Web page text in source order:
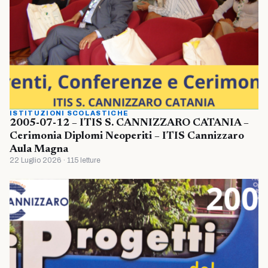
ISTITUZIONI SCOLASTICHE
2005-07-12 – ITIS S. CANNIZZARO CATANIA –
Cerimonia Diplomi Neoperiti – ITIS Cannizzaro
Aula Magna
22 Luglio 2026 · 115 letture